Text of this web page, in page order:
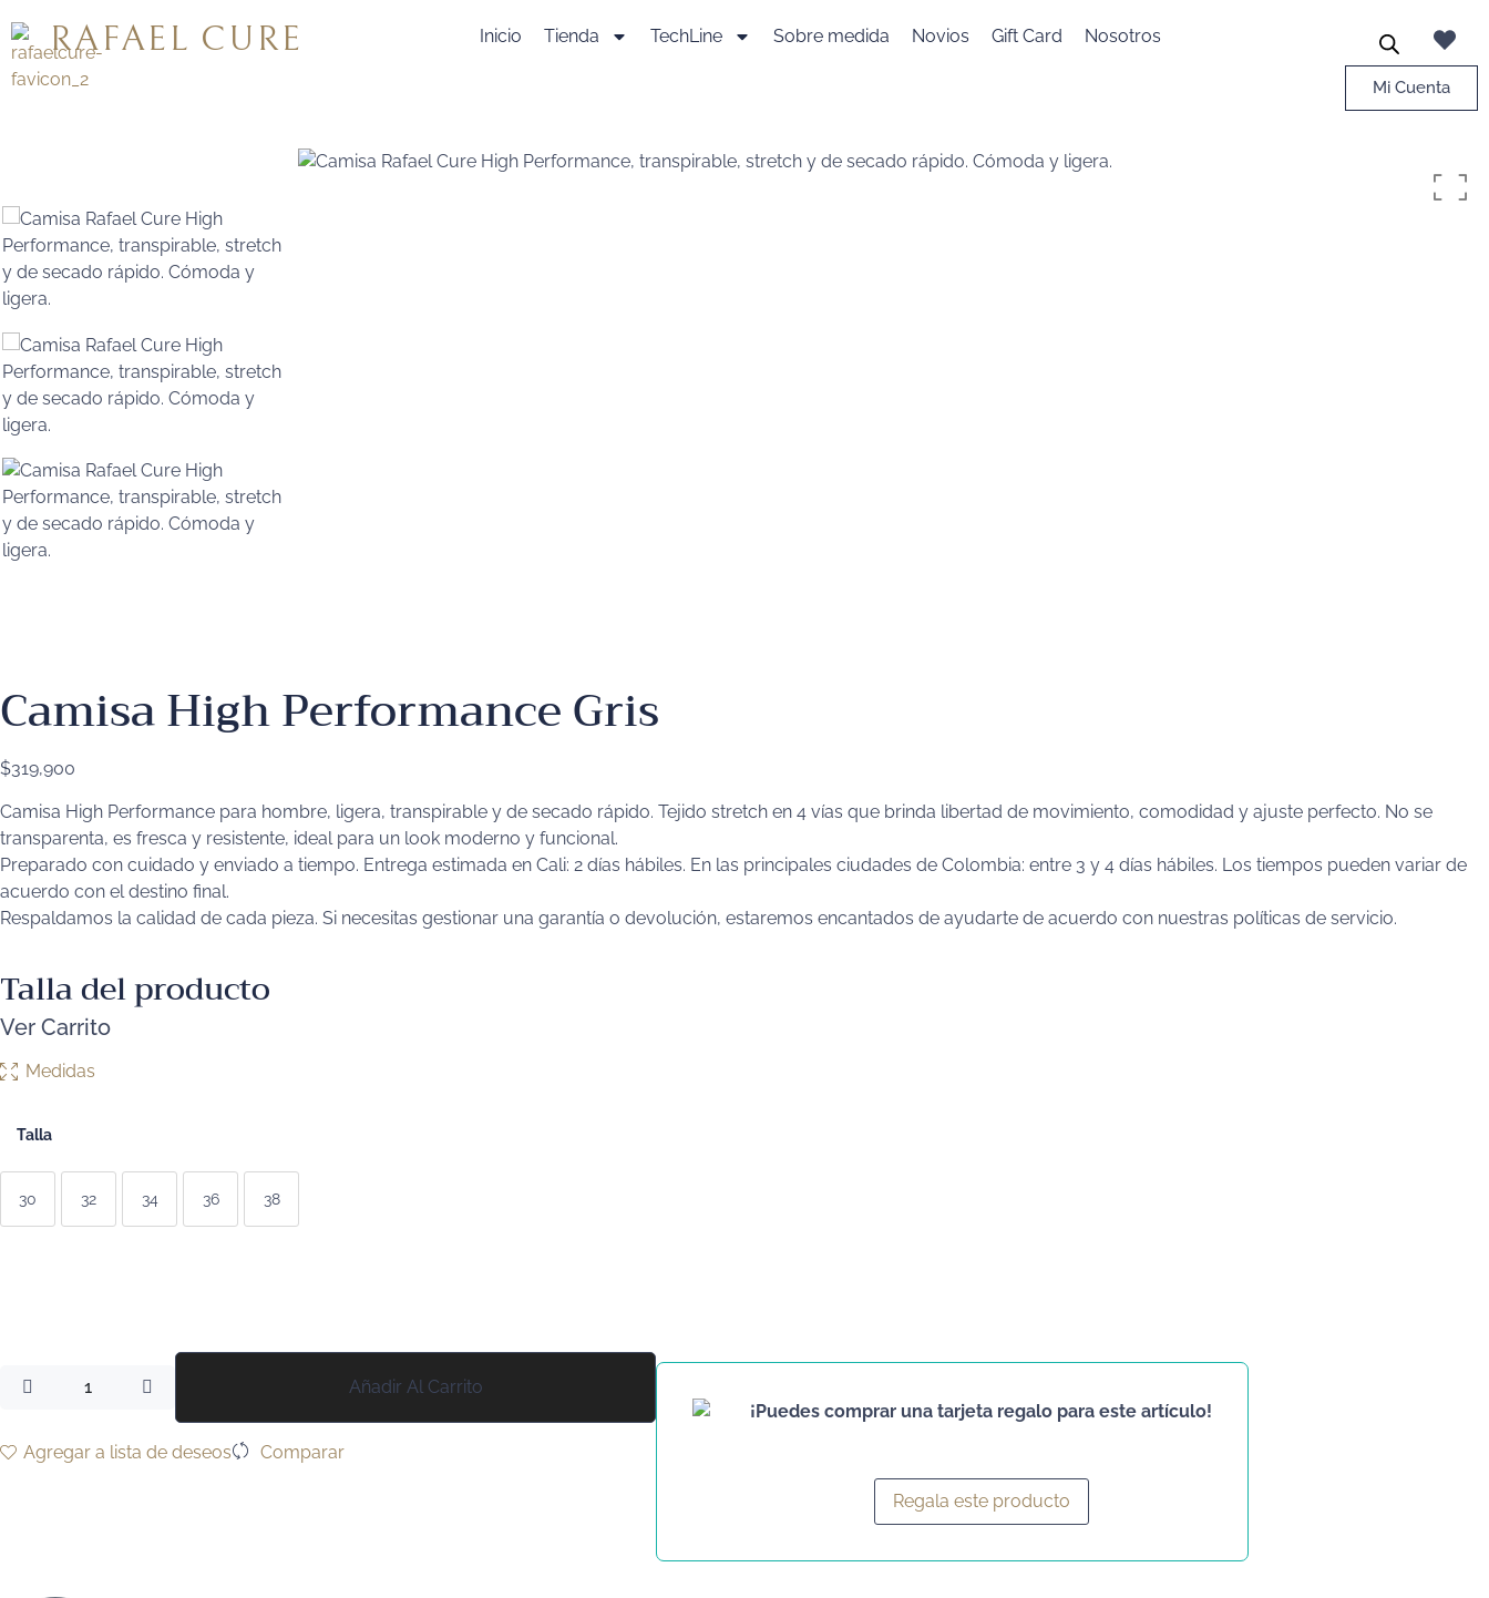
RAFAEL CURE Inicio Tienda TechLine Sobre medida Novios Gift Card Nosotros
Mi Cuenta
Camisa High Performance Gris
$319,900
Camisa High Performance para hombre, ligera, transpirable y de secado rápido. Tejido stretch en 4 vías que brinda libertad de movimiento, comodidad y ajuste perfecto. No se
transparenta, es fresca y resistente, ideal para un look moderno y funcional.
Preparado con cuidado y enviado a tiempo. Entrega estimada en Cali: 2 días hábiles. En las principales ciudades de Colombia: entre 3 y 4 días hábiles. Los tiempos pueden variar de
acuerdo con el destino final.
Respaldamos la calidad de cada pieza. Si necesitas gestionar una garantía o devolución, estaremos encantados de ayudarte de acuerdo con nuestras políticas de servicio.
Talla del producto
Ver Carrito
Medidas
Talla
30 32 34 36 38
Añadir Al Carrito
Agregar a lista de deseos Comparar
¡Puedes comprar una tarjeta regalo para este artículo!
Regala este producto